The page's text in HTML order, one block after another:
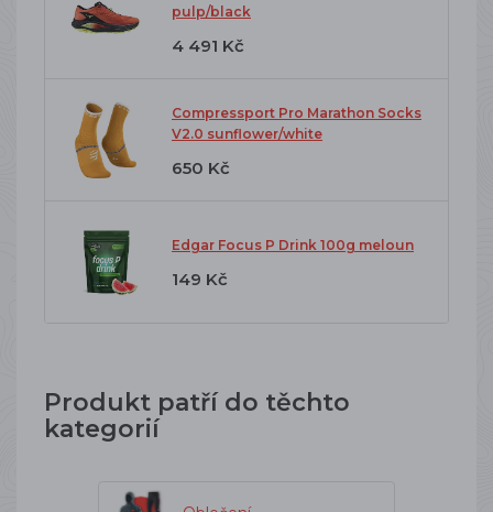
pulp/black
4 491 Kč
Compressport Pro Marathon Socks
V2.0 sunflower/white
650 Kč
Edgar Focus P Drink 100g meloun
149 Kč
Produkt patří do těchto
kategorií